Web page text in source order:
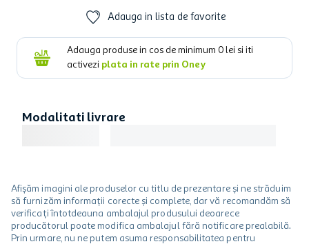
Adauga in lista de favorite
Adauga produse in cos de minimum 0 lei si iti
activezi plata in rate prin Oney
Modalitati livrare
Afișăm imagini ale produselor cu titlu de prezentare și ne străduim
să furnizăm informații corecte și complete, dar vă recomandăm să
verificați întotdeauna ambalajul produsului deoarece
producătorul poate modifica ambalajul fără notificare prealabilă.
Prin urmare, nu ne putem asuma responsabilitatea pentru